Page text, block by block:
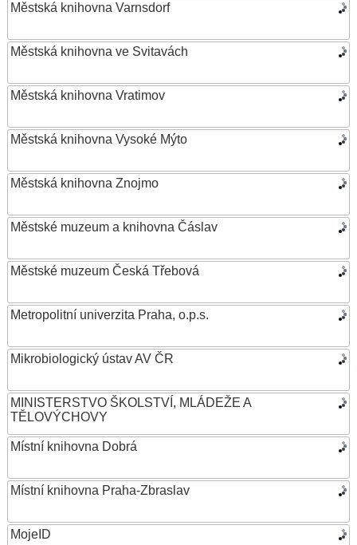
Městská knihovna Varnsdorf
Městská knihovna ve Svitavách
Městská knihovna Vratimov
Městská knihovna Vysoké Mýto
Městská knihovna Znojmo
Městské muzeum a knihovna Čáslav
Městské muzeum Česká Třebová
Metropolitní univerzita Praha, o.p.s.
Mikrobiologický ústav AV ČR
MINISTERSTVO ŠKOLSTVÍ, MLÁDEŽE A
TĚLOVÝCHOVY
Místní knihovna Dobrá
Místní knihovna Praha-Zbraslav
MojeID